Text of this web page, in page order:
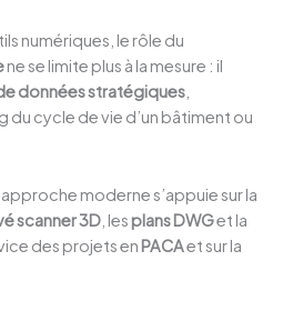
numériques, le rôle du
ne se limite plus à la mesure : il
données stratégiques
cycle de vie d’un bâtiment ou
approche moderne s’appuie sur la
scanner 3D , les plans DWGet la
des projets en PACAet sur la